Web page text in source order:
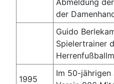
der
Guido
Spielertrainer
1995
Im 50-